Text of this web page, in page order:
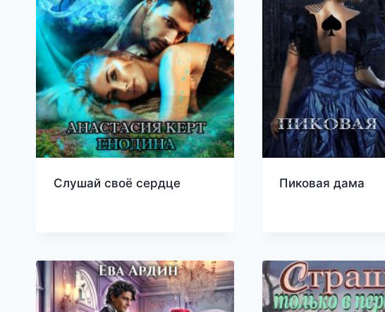
Слушай своё сердце Пиковая дама